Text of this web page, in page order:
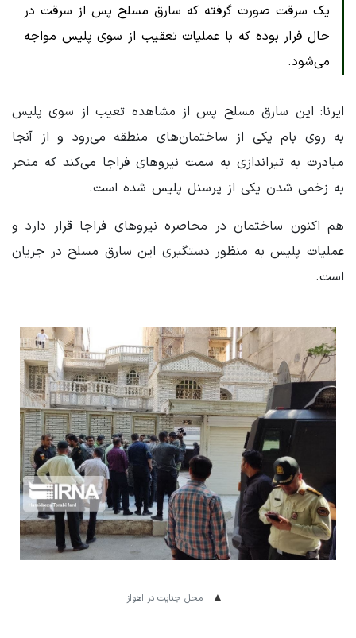
یک سرقت صورت گرفته که سارق مسلح پس از سرقت در
حال فرار بوده که با عملیات تعقیب از سوی پلیس مواجه
می‌شود.
ایرنا: این سارق مسلح پس از مشاهده تعیب از سوی پلیس
به روی بام یکی از ساختمان‌های منطقه می‌رود و از آنجا
مبادرت به تیراندازی به سمت نیروهای فراجا می‌کند که منجر
به زخمی شدن یکی از پرسنل پلیس شده است.
هم اکنون ساختمان در محاصره نیروهای فراجا قرار دارد و
عملیات پلیس به منظور دستگیری این سارق مسلح در جریان
است.
محل جنایت در اهواز